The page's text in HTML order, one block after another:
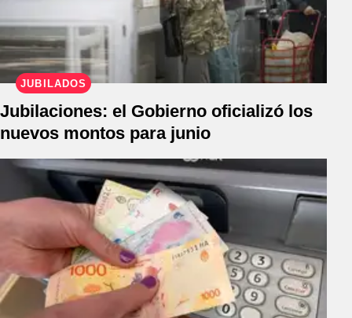
JUBILADOS
Jubilaciones: el Gobierno oficializó los
nuevos montos para junio